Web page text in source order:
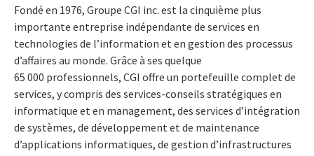
Fondé en 1976, Groupe CGI inc. est la cinquième plus
importante entreprise indépendante de services en
technologies de l’information et en gestion des processus
d’affaires au monde. Grâce à ses quelque
65 000 professionnels, CGI offre un portefeuille complet de
services, y compris des services-conseils stratégiques en
informatique et en management, des services d’intégration
de systèmes, de développement et de maintenance
d’applications informatiques, de gestion d’infrastructures